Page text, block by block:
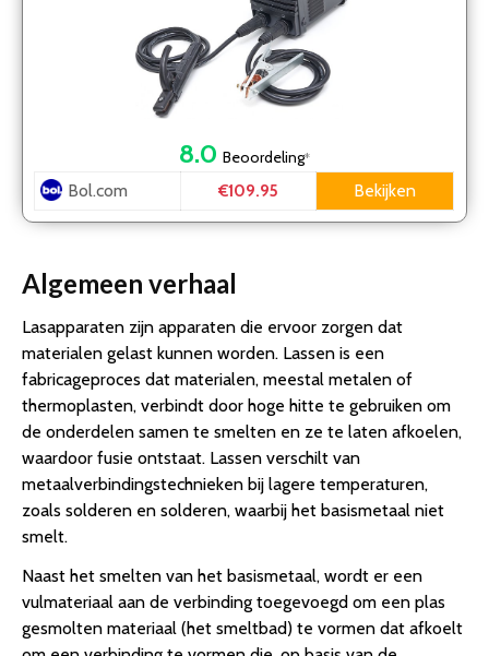
8.0 Beoordeling*
Bol.com €109.95 Bekijken
Algemeen verhaal
Lasapparaten zijn apparaten die ervoor zorgen dat
materialen gelast kunnen worden. Lassen is een
fabricageproces dat materialen, meestal metalen of
thermoplasten, verbindt door hoge hitte te gebruiken om
de onderdelen samen te smelten en ze te laten afkoelen,
waardoor fusie ontstaat. Lassen verschilt van
metaalverbindingstechnieken bij lagere temperaturen,
zoals solderen en solderen, waarbij het basismetaal niet
smelt.
Naast het smelten van het basismetaal, wordt er een
vulmateriaal aan de verbinding toegevoegd om een plas
gesmolten materiaal (het smeltbad) te vormen dat afkoelt